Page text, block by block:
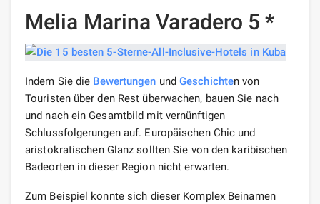
Melia Marina Varadero 5 *
Indem Sie die Bewertungen undGeschichten von
Touristen über den Rest überwachen, bauen Sie nach
und nach ein Gesamtbild mit vernünftigen
Schlussfolgerungen auf. Europäischen Chic und
aristokratischen Glanz sollten Sie von den karibischen
Badeorten in dieser Region nicht erwarten.
Zum Beispiel konnte sich dieser Komplex Beinamen